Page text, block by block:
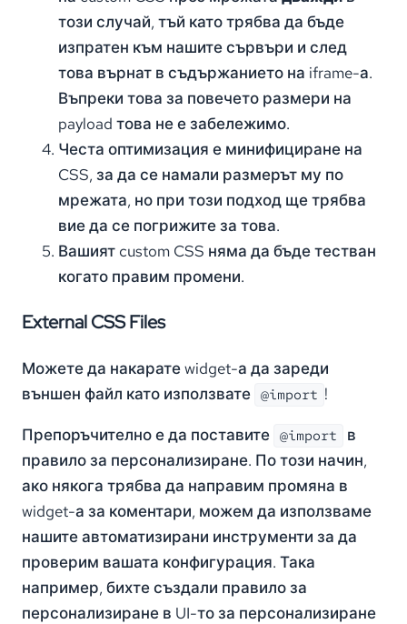
този случай, тъй като трябва да бъде
изпратен към нашите сървъри и след
това върнат в съдържанието на iframe-а.
Въпреки това за повечето размери на
payload това не е забележимо.
Честа оптимизация е минифициране на
CSS, за да се намали размерът му по
мрежата, но при този подход ще трябва
вие да се погрижите за това.
Вашият custom CSS няма да бъде тестван
когато правим промени.
External CSS Files
Можете да накарате widget-а да зареди
външен файл като използвате @import !
Препоръчително е да поставите @import
в
правило за персонализиране. По този начин,
ако някога трябва да направим промяна в
widget-а за коментари, можем да използваме
нашите автоматизирани инструменти за да
проверим вашата конфигурация. Така
например, бихте създали правило за
персонализиране в UI-то за персонализиране